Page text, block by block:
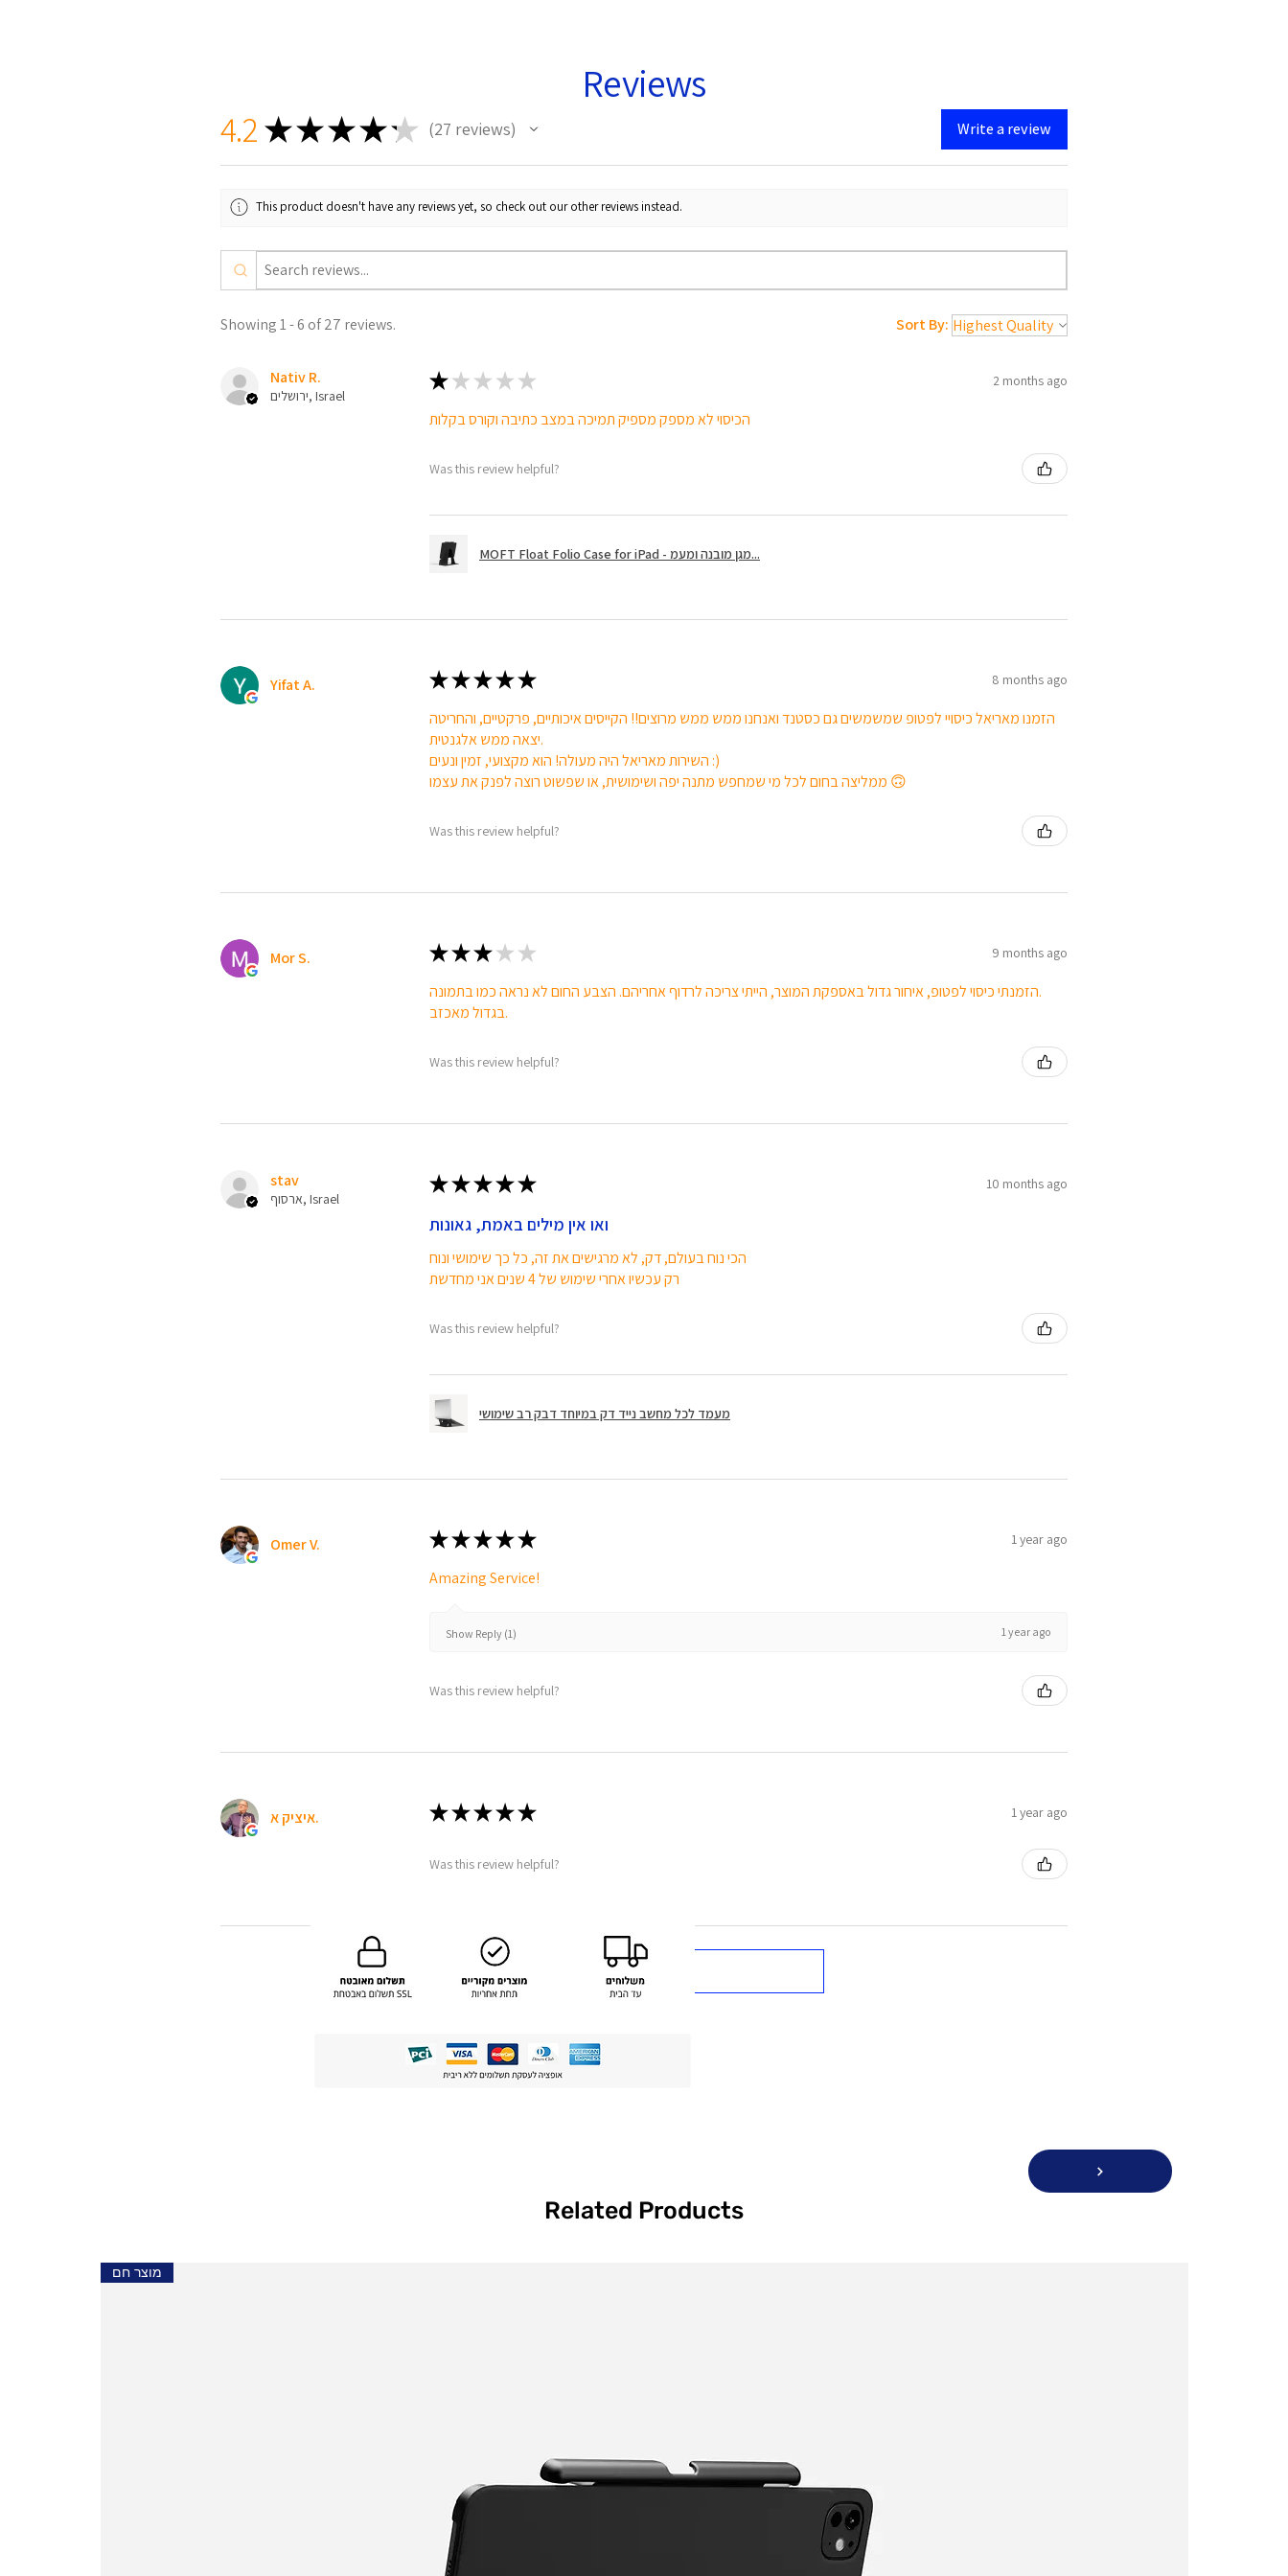
Reviews
4.2 ★★★★★ 27 reviews
27 Write a review
This product doesn't have any reviews yet, so check out our other reviews instead.
Showing 1 - 6 of 27 reviews. Sort By:
Nativ R.
ירושלים, Israel
★ ★ ★ ★ ★ 2 months ago
הכיסוי לא מספק מספיק תמיכה במצב כתיבה וקורס בקלות
Was this review helpful?
MOFT Float Folio Case for iPad - מגן מובנה ומעמ...
Yifat A. ★★★★★ 8 months ago
הזמנו מאריאל כיסויי לפטופ שמשמשים גם כסטנד ואנחנו ממש ממש מרוצים!! הקייסים איכותיים, פרקטיים, והחריטה
יצאה ממש אלגנטית.
השירות מאריאל היה מעולה! הוא מקצועי, זמין ונעים :)
ממליצה בחום לכל מי שמחפש מתנה יפה ושימושית, או שפשוט רוצה לפנק את עצמו 🙃
Was this review helpful?
Mor S. ★★★ ★ ★ 9 months ago
הזמנתי כיסוי לפטופ, איחור גדול באספקת המוצר, הייתי צריכה לרדוף אחריהם. הצבע החום לא נראה כמו בתמונה.
בגדול מאכזב.
Was this review helpful?
stav
ארסוף, Israel
★★★★★ 10 months ago
ואו אין מילים באמת, גאונות
הכי נוח בעולם, דק, לא מרגישים את זה, כל כך שימושי ונוח
רק עכשיו אחרי שימוש של 4 שנים אני מחדשת
Was this review helpful?
מעמד לכל מחשב נייד דק במיוחד דבק רב שימושי
Omer V. ★★★★★ 1 year ago
Amazing Service!
Show Reply (1) 1 year ago
Was this review helpful?
איציק א. ★★★★★ 1 year ago
Was this review helpful?
Show more
Related Products
מוצר חם